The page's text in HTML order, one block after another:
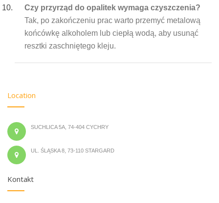
Czy przyrząd do opalitek wymaga czyszczenia?
Tak, po zakończeniu prac warto przemyć metalową
końcówkę alkoholem lub ciepłą wodą, aby usunąć
resztki zaschniętego kleju.
Location
SUCHLICA 5A, 74-404 CYCHRY
UL. ŚLĄSKA 8, 73-110 STARGARD
Kontakt